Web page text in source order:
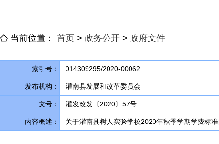
当前位置： 首页 > 政务公开 > 政府文件
索引号： 014309295/2020-00062
发布机构： 灌南县发展和改革委员会
文号： 灌发改发〔2020〕57号
内容概述： 关于灌南县树人实验学校2020年秋季学期学费标